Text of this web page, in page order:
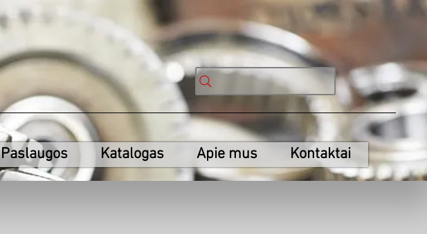
Paslaugos Katalogas Apie mus Kontaktai